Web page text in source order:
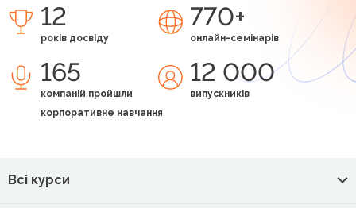
12
років досвіду
770+
онлайн-семінарів
165
компаній пройшли
корпоративне навчання
12 000
випускників
Всі курси